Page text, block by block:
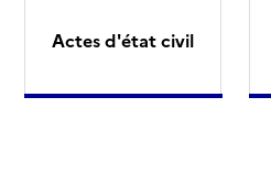
Actes d'état civil